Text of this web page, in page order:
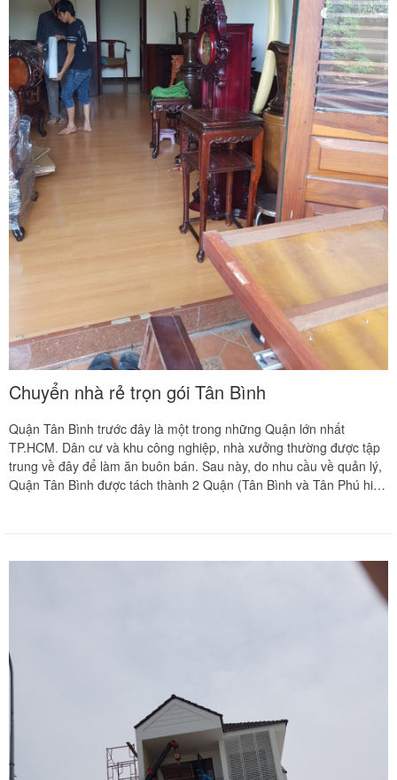
Chuyển nhà rẻ trọn gói Tân Bình
Quận Tân Bình trước đây là một trong những Quận lớn nhất
TP.HCM. Dân cư và khu công nghiệp, nhà xưởng thường được tập
trung về đây để làm ăn buôn bán. Sau này, do nhu cầu về quản lý,
Quận Tân Bình được tách thành 2 Quận (Tân Bình và Tân Phú hiện